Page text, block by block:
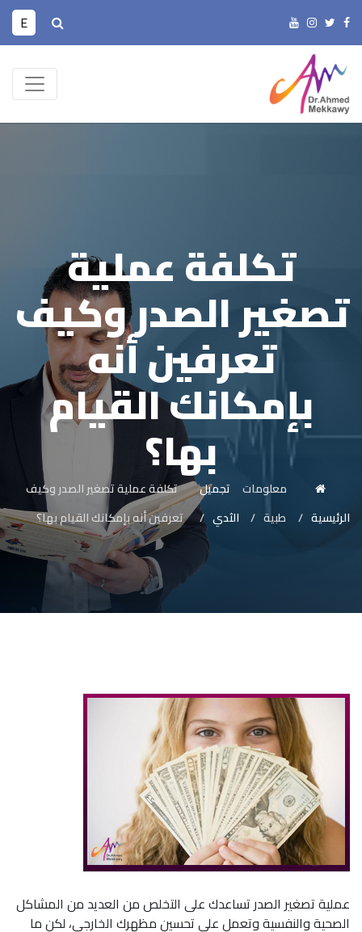
E
تكلفة عملية
تصغير الصدر وكيف
تعرفين أنه
بإمكانك القيام
بها؟
الرئيسية
معلومات
طبية
تجميل
الثدي
تكلفة عملية تصغير الصدر وكيف
تعرفين أنه بإمكانك القيام بها؟
عملية تصغير الصدر تساعدك على التخلص من العديد من المشاكل
الصحية والنفسية وتعمل على تحسين مظهرك الخارجي، لكن ما